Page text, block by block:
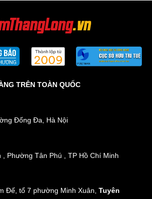
TRÊN TOÀN QUỐC
Đống Đa, Hà Nội
, Phường Tân Phú , TP Hồ Chí Minh
Đế, tổ 7 phường Minh Xuân, Tuyên